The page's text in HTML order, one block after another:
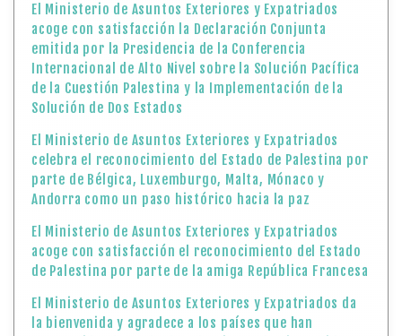
El Ministerio de Asuntos Exteriores y Expatriados
acoge con satisfacción la Declaración Conjunta
emitida por la Presidencia de la Conferencia
Internacional de Alto Nivel sobre la Solución Pacífica
de la Cuestión Palestina y la Implementación de la
Solución de Dos Estados
El Ministerio de Asuntos Exteriores y Expatriados
celebra el reconocimiento del Estado de Palestina por
parte de Bélgica, Luxemburgo, Malta, Mónaco y
Andorra como un paso histórico hacia la paz
El Ministerio de Asuntos Exteriores y Expatriados
acoge con satisfacción el reconocimiento del Estado
de Palestina por parte de la amiga República Francesa
El Ministerio de Asuntos Exteriores y Expatriados da
la bienvenida y agradece a los países que han